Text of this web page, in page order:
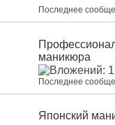
Последнее
маникюра
Последнее
Японский